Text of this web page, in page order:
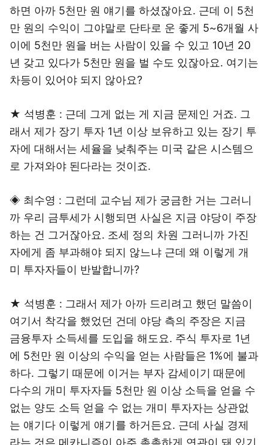
하면 아까 5천만 원 얘기를 하셨잖아요. 근데 이 5천
만 원의 수익이 그야말로 단타로 운 좋게 5~6개월 사
이에 5천만 원을 버는 사람이 있을 수 있고 10년 20
년 갖고 있다가 5천만 원을 벌 수도 있잖아요. 여기는
차등이 있어야 되지 않아요?
★ 석병훈 : 근데 그게 없는 게 지금 문제인 거죠. 그
래서 제가 장기 투자 1년 이상 보유하고 있는 장기 투
자에 대해서는 세율을 낮춰주는 미국 같은 시스템으
로 가져와야 된다라는 것이죠.
◈ 최수영 : 그런데 교수님 제가 궁금한 거는 그러니
까 우리 금투세가 시행되면 사실은 지금 야당이 주장
하는 건 그거잖아요. 조세 정의 차원 그러니까 가진
자에게 좀 부과해야 되지 않느냐 근데 왜 이렇게 개
미 투자자들이 반발합니까?
★ 석병훈 : 그래서 제가 아까 드리려고 했던 말씀이
여기서 착각을 했었던 건데 야당 측의 주장은 지금
금융투자 소득세를 도입을 해도요. 주식 투자로 1년
에 5천만 원 이상의 수익을 얻는 사람들은 1%에 불과
하다. 그렇기 때문에 이거는 부자 감세이기 때문에
다수의 개미 투자자들 5천만 원 이상 소득을 얻을 수
없는 양도 소득 얻을 수 없는 개미 투자자는 상관없
는 얘기다 이렇게 얘기를 하거든요. 근데 사실 경제
라는 것은 메카니즘이 아주 촘촘하게 연관이 돼 있기